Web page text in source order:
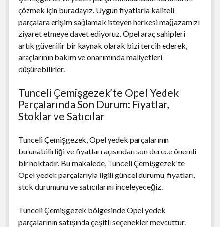
çözmek için buradayız. Uygun fiyatlarla kaliteli
parçalara erişim sağlamak isteyen herkesi mağazamızı
ziyaret etmeye davet ediyoruz. Opel araç sahipleri
artık güvenilir bir kaynak olarak bizi tercih ederek,
araçlarının bakım ve onarımında maliyetleri
düşürebilirler.
Tunceli Çemişgezek’te Opel Yedek
Parçalarında Son Durum: Fiyatlar,
Stoklar ve Satıcılar
Tunceli Çemişgezek, Opel yedek parçalarının
bulunabilirliği ve fiyatları açısından son derece önemli
bir noktadır. Bu makalede, Tunceli Çemişgezek'te
Opel yedek parçalarıyla ilgili güncel durumu, fiyatları,
stok durumunu ve satıcılarını inceleyeceğiz.
Tunceli Çemişgezek bölgesinde Opel yedek
parçalarının satışında çeşitli seçenekler mevcuttur.